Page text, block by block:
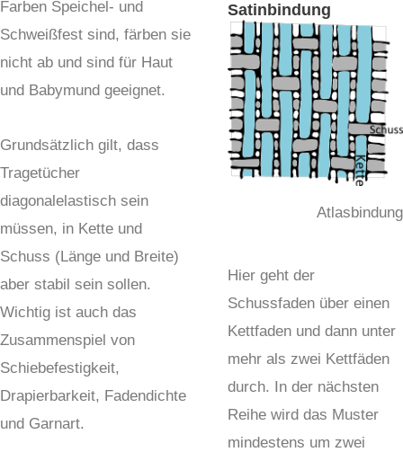
Farben Speichel- und
Schweißfest sind, färben sie
nicht ab und sind für Haut
und Babymund geeignet.
Grundsätzlich gilt, dass
Tragetücher
diagonalelastisch sein
müssen, in Kette und
Schuss (Länge und Breite)
aber stabil sein sollen.
Wichtig ist auch das
Zusammenspiel von
Schiebefestigkeit,
Drapierbarkeit, Fadendichte
und Garnart.
Satinbindung
Atlasbindung
Hier geht der
Schussfaden über einen
Kettfaden und dann unter
mehr als zwei Kettfäden
durch. In der nächsten
Reihe wird das Muster
mindestens um zwei